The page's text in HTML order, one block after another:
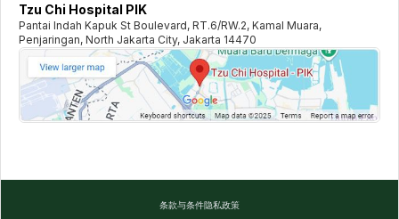
Tzu Chi Hospital PIK
Pantai Indah Kapuk St Boulevard, RT.6/RW.2, Kamal Muara,
Penjaringan, North Jakarta City, Jakarta 14470
条款与条件隐私政策